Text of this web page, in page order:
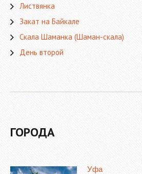
Листвянка
Закат на Байкале
Скала Шаманка (Шаман-скала)
День второй
ГОРОДА
Уфа